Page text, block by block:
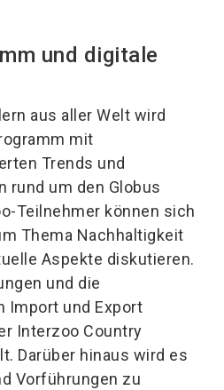
und digitale
aus aller Welt wird
mit
Trends und
rund um den Globus
Teilnehmer können sich
Thema Nachhaltigkeit
Aspekte diskutieren.
und die
Import und Export
Interzoo Country
Darüber hinaus wird es
Vorführungen zu